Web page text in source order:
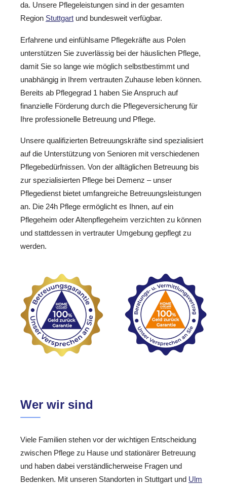
da. Unsere Pflegeleistungen sind in der gesamten
Region Stuttgart und bundesweit verfügbar.
Erfahrene und einfühlsame Pflegekräfte aus Polen
unterstützen Sie zuverlässig bei der häuslichen Pflege,
damit Sie so lange wie möglich selbstbestimmt und
unabhängig in Ihrem vertrauten Zuhause leben können.
Bereits ab Pflegegrad 1 haben Sie Anspruch auf
finanzielle Förderung durch die Pflegeversicherung für
Ihre professionelle Betreuung und Pflege.
Unsere qualifizierten Betreuungskräfte sind spezialisiert
auf die Unterstützung von Senioren mit verschiedenen
Pflegebedürfnissen. Von der alltäglichen Betreuung bis
zur spezialisierten Pflege bei Demenz – unser
Pflegedienst bietet umfangreiche Betreuungsleistungen
an. Die 24h Pflege ermöglicht es Ihnen, auf ein
Pflegeheim oder Altenpflegeheim verzichten zu können
und stattdessen in vertrauter Umgebung gepflegt zu
werden.
Wer wir sind
Viele Familien stehen vor der wichtigen Entscheidung
zwischen Pflege zu Hause und stationärer Betreuung
und haben dabei verständlicherweise Fragen und
Bedenken. Mit unseren Standorten in Stuttgart und Ulm